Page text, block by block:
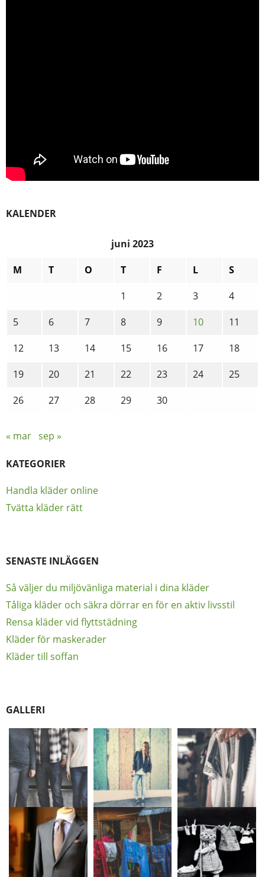
KALENDER
juni 2023
M
T O T F L
S
1
2 3
4
5
6 7 8 9 10
11
12
13 14 15 16 17
18
19
20 21 22 23 24
25
26
27 28 29 30
« mar sep »
KATEGORIER
Handla kläder online
Tvätta kläder rätt
SENASTE INLÄGGEN
Så väljer du miljövänliga material i dina kläder
Tåliga kläder och säkra dörrar en för en aktiv livsstil
Rensa kläder vid flyttstädning
Kläder för maskerader
Kläder till soffan
GALLERI